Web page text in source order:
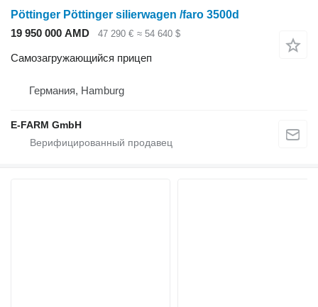
Pöttinger Pöttinger silierwagen /faro 3500d
19 950 000 AMD
47 290 € ≈ 54 640 $
Самозагружающийся прицеп
Германия, Hamburg
E-FARM GmbH